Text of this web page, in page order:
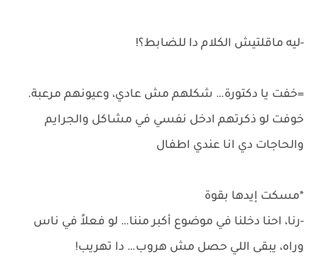
-ليه ماقلتيش الكلام دا للضابط؟!
=خفت يا دكتورة… شكلهم مش عادي، وعيونهم مرعبة.
خوفت لو ذكرتهم ادخل نفسي في مشاكل والجرايم
والحاجات دي انا عندي اطفال
*مسكت إيدها بقوة
-رنا، احنا دخلنا في موضوع أكبر مننا… لو فعلاً في ناس
وراه، يبقى اللي حصل مش هروب… دا تهريب!